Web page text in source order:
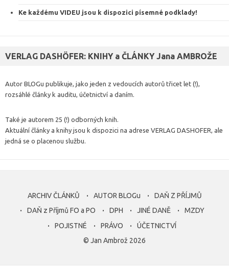
Ke každému VIDEU jsou k dispozici písemné podklady!
VERLAG DASHÖFER: KNIHY a ČLÁNKY Jana AMBROŽE
Autor BLOGu publikuje, jako jeden z vedoucích autorů třicet let (!),
rozsáhlé články k auditu, účetnictví a daním.
Také je autorem 25 (!) odborných knih.
Aktuální články a knihy jsou k dispozici na adrese VERLAG DASHOFER, ale
jedná se o placenou službu.
ARCHIV ČLÁNKŮ AUTOR BLOGu
DAŇ Z PŘÍJMŮ
DAŇ z Příjmů FO a PO
DPH JINÉ DANĚ
MZDY
POJISTNÉ
PRÁVO
ÚČETNICTVÍ
© Jan Ambrož 2026